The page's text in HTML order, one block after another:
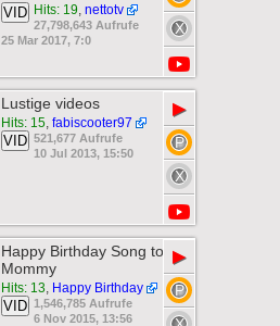
Hits: 19, nettotv
VID
27,798,643 Aufrufe
25 Mar 2017, 7:0
Lustige videos
Hits: 15, fabiscooter97
VID 521,677 Aufrufe
10 Jul 2013, 15:50
▶
Happy Birthday Song to
Mommy
Hits: 13, Happy Birthday
VID 1,546,785 Aufrufe
6 Nov 2015, 13:56
▶